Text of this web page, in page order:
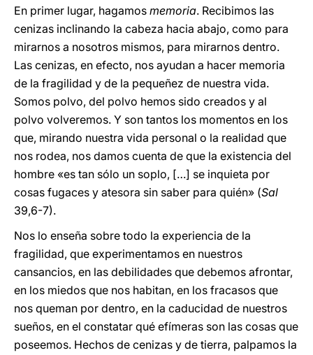
En primer lugar, hagamos memoria. Recibimos las
cenizas inclinando la cabeza hacia abajo, como para
mirarnos a nosotros mismos, para mirarnos dentro.
Las cenizas, en efecto, nos ayudan a hacer memoria
de la fragilidad y de la pequeñez de nuestra vida.
Somos polvo, del polvo hemos sido creados y al
polvo volveremos. Y son tantos los momentos en los
que, mirando nuestra vida personal o la realidad que
nos rodea, nos damos cuenta de que la existencia del
hombre «es tan sólo un soplo, […] se inquieta por
cosas fugaces y atesora sin saber para quién» (Sal
39,6-7).
Nos lo enseña sobre todo la experiencia de la
fragilidad, que experimentamos en nuestros
cansancios, en las debilidades que debemos afrontar,
en los miedos que nos habitan, en los fracasos que
nos queman por dentro, en la caducidad de nuestros
sueños, en el constatar qué efímeras son las cosas que
poseemos. Hechos de cenizas y de tierra, palpamos la